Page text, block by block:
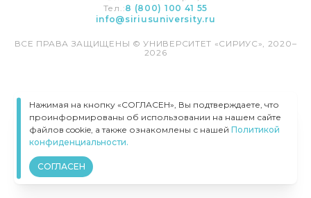
Тел.:8 (800) 100 41 55
info@siriusuniversity.ru
ВСЕ ПРАВА ЗАЩИЩЕНЫ © УНИВЕРСИТЕТ «СИРИУС», 2020–
2026
Нажимая на кнопку «СОГЛАСЕН», Вы подтверждаете, что
проинформированы об использовании на нашем сайте
файлов cookie, а также ознакомлены с нашей Политикой
конфиденциальности.
СОГЛАСЕН